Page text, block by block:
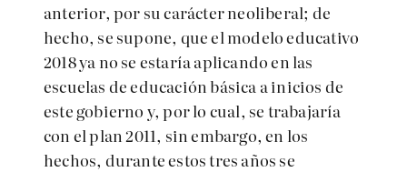
anterior, por su carácter neoliberal; de
hecho, se supone, que el modelo educativo
2018 ya no se estaría aplicando en las
escuelas de educación básica a inicios de
este gobierno y, por lo cual, se trabajaría
con el plan 2011, sin embargo, en los
hechos, durante estos tres años se